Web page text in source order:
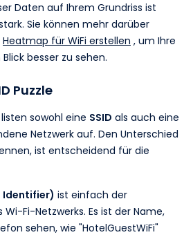
Daten auf Ihrem Grundriss ist
Sie können mehr darüber
Heatmap für WiFi erstellen , um Ihre
besser zu sehen.
Puzzle
sowohl eine SSID als auch eine
Netzwerk auf. Den Unterschied
ist entscheidend für die
Identifier) ist einfach der
Fi-Netzwerks. Es ist der Name,
sehen, wie "HotelGuestWiFi"